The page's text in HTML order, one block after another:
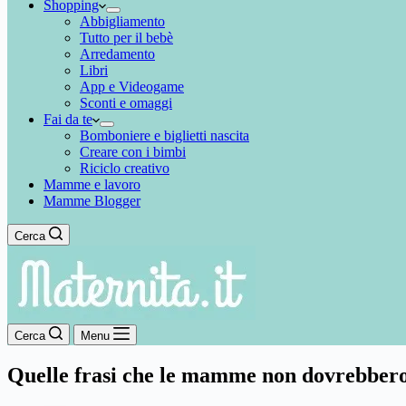
Shopping
Abbigliamento
Tutto per il bebè
Arredamento
Libri
App e Videogame
Sconti e omaggi
Fai da te
Bomboniere e biglietti nascita
Creare con i bimbi
Riciclo creativo
Mamme e lavoro
Mamme Blogger
Cerca
Cerca Menu
Quelle frasi che le mamme non